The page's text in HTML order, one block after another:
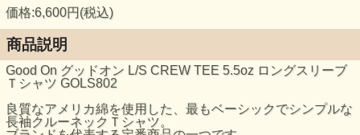
価格:6,600円(税込)
商品説明
Good On グッドオン L/S CREW TEE 5.5oz ロングスリーブ
Ｔシャツ GOLS802
良質なアメリカ綿を使用した、最もベーシックでシンプルな
長袖クルーネックＴシャツ。